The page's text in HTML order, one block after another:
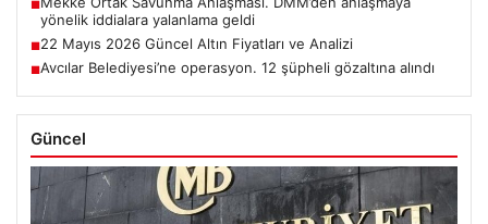
■
yönelik iddialara yalanlama geldi
■22 Mayıs 2026 Güncel Altın Fiyatları ve Analizi
■Avcılar Belediyesi’ne operasyon. 12 şüpheli gözaltına alındı
Güncel